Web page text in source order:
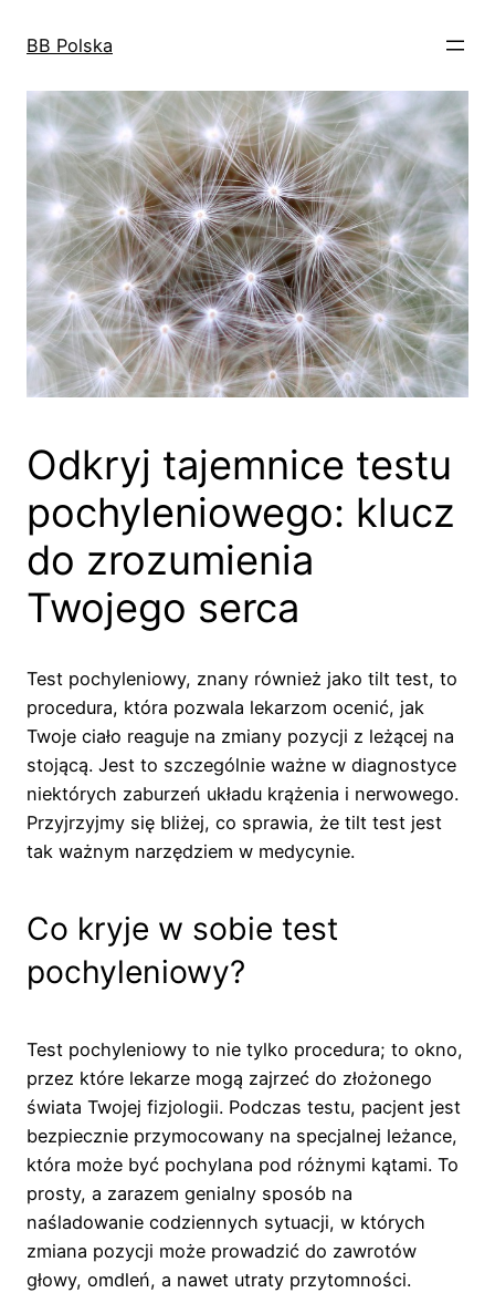
BB Polska
Odkryj tajemnice testu
pochyleniowego: klucz
do zrozumienia
Twojego serca
Test pochyleniowy, znany również jako tilt test, to
procedura, która pozwala lekarzom ocenić, jak
Twoje ciało reaguje na zmiany pozycji z leżącej na
stojącą. Jest to szczególnie ważne w diagnostyce
niektórych zaburzeń układu krążenia i nerwowego.
Przyjrzyjmy się bliżej, co sprawia, że tilt test jest
tak ważnym narzędziem w medycynie.
Co kryje w sobie test
pochyleniowy?
Test pochyleniowy to nie tylko procedura; to okno,
przez które lekarze mogą zajrzeć do złożonego
świata Twojej fizjologii. Podczas testu, pacjent jest
bezpiecznie przymocowany na specjalnej leżance,
która może być pochylana pod różnymi kątami. To
prosty, a zarazem genialny sposób na
naśladowanie codziennych sytuacji, w których
zmiana pozycji może prowadzić do zawrotów
głowy, omdleń, a nawet utraty przytomności.